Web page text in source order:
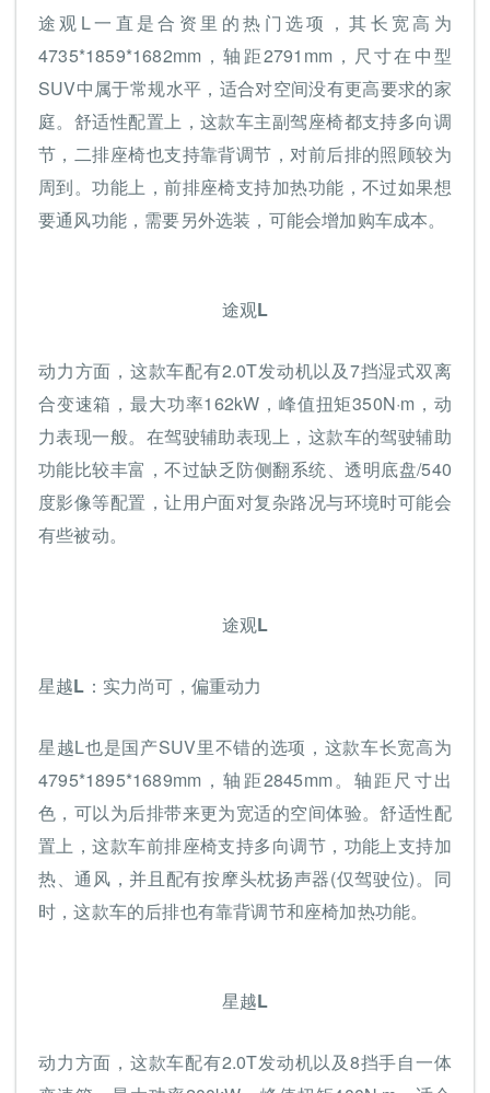
途观L一直是合资里的热门选项，其长宽高为
4735*1859*1682mm，轴距2791mm，尺寸在中型
SUV中属于常规水平，适合对空间没有更高要求的家
庭。舒适性配置上，这款车主副驾座椅都支持多向调
节，二排座椅也支持靠背调节，对前后排的照顾较为
周到。功能上，前排座椅支持加热功能，不过如果想
要通风功能，需要另外选装，可能会增加购车成本。
途观L
动力方面，这款车配有2.0T发动机以及7挡湿式双离
合变速箱，最大功率162kW，峰值扭矩350N·m，动
力表现一般。在驾驶辅助表现上，这款车的驾驶辅助
功能比较丰富，不过缺乏防侧翻系统、透明底盘/540
度影像等配置，让用户面对复杂路况与环境时可能会
有些被动。
途观L
星越L：实力尚可，偏重动力
星越L也是国产SUV里不错的选项，这款车长宽高为
4795*1895*1689mm，轴距2845mm。轴距尺寸出
色，可以为后排带来更为宽适的空间体验。舒适性配
置上，这款车前排座椅支持多向调节，功能上支持加
热、通风，并且配有按摩头枕扬声器(仅驾驶位)。同
时，这款车的后排也有靠背调节和座椅加热功能。
星越L
动力方面，这款车配有2.0T发动机以及8挡手自一体